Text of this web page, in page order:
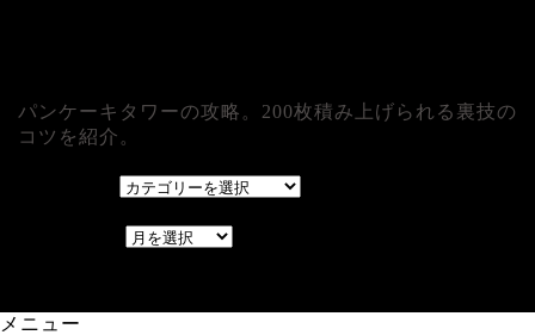
パンケーキタワーの攻略。200枚積み上げられる裏技の
コツを紹介。
メニュー